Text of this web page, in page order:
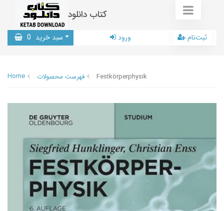
کتاب دانلود
سبد خرید 0 ورود ثبت‌نام
Home فهرست محصولات Festkörperphysik